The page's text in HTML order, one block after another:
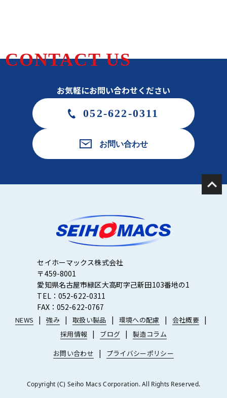
CONTACT US
お気軽にお問い合わせください
052-622-0311
お問い合わせ
セイホーマックス株式会社
〒459-8001
愛知県名古屋市緑区大高町字己新田103番地の1
TEL：052-622-0311
FAX：052-622-0767
NEWS 強み 取扱い製品 環境への配慮
会社概要
採用情報
ブログ
製造コラム
お問い合わせ
プライバシーポリシー
Copyright (C) Seiho Macs Corporation. All Rights Reserved.